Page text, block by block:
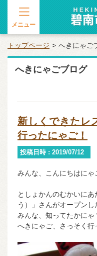
メニュー
トップページ へきにゃご
へきにゃごブログ
新しくできたレ
行ったにゃご！
投稿日時 : 2019/07/12
みんな、こんにちはにゃ
としょかんのむかいに
う）」さんがオープンし
みんな、知ってたかにゃ
へきにゃご、さっそく行